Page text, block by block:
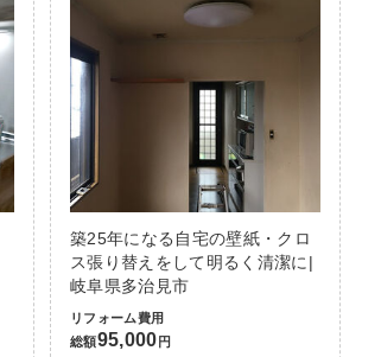
築25年になる自宅の壁紙・クロ
ス張り替えをして明るく清潔に|
岐阜県多治見市
リフォーム費用
総額95,000 円